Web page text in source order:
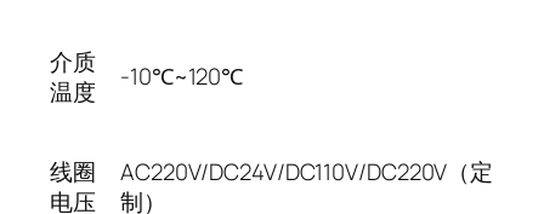
介质
温度
-10℃~120℃
线圈
电压
AC220V/DC24V/DC110V/DC220V （定
制）